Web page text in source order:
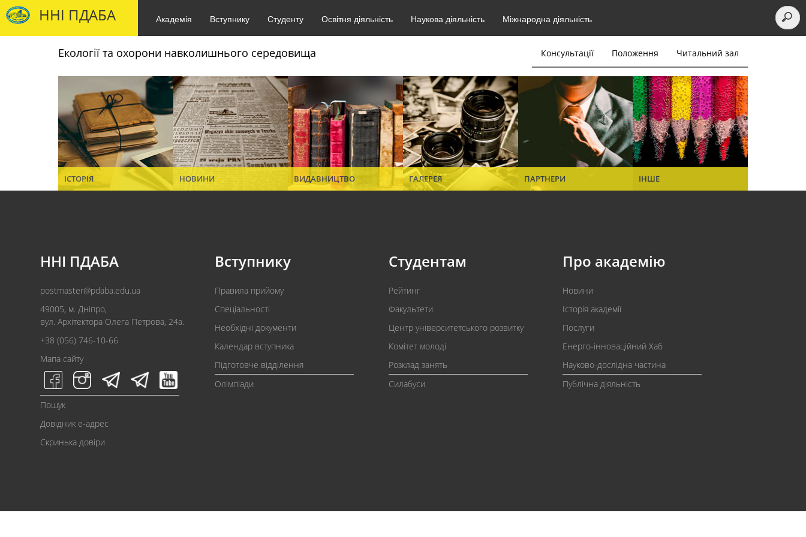
ННІ ПДАБА Академія Вступнику Студенту Освітня діяльність Наукова діяльність Міжнародна діяльність
Екології та охорони навколишнього середовища Консультації Положення Читальний зал
ІСТОРІЯ НОВИНИ ВИДАВНИЦТВО ГАЛЕРЕЯ ПАРТНЕРИ ІНШЕ
ННІ ПДАБА
postmaster@pdaba.edu.ua
49005, м. Дніпро,
вул. Архітектора Олега Петрова, 24а.
+38 (056) 746-10-66
Мапа сайту
Пошук
Довідник e-адрес
Скринька довіри
Вступнику
Правила прийому
Спеціальності
Необхідні документи
Календар вступника
Підготовче відділення
Олімпіади
Студентам
Рейтинг
Факультети
Центр університетського розвитку
Комітет молоді
Розклад занять
Силабуси
Про академію
Новини
Історія академії
Послуги
Енерго-інноваційний Хаб
Науково-дослідна частина
Публічна діяльність